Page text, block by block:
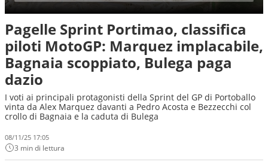
Pagelle Sprint Portimao, classifica
piloti MotoGP: Marquez implacabile,
Bagnaia scoppiato, Bulega paga
dazio
I voti ai principali protagonisti della Sprint del GP di Portoballo
vinta da Alex Marquez davanti a Pedro Acosta e Bezzecchi col
crollo di Bagnaia e la caduta di Bulega
08/11/25 17:05
3 min di lettura